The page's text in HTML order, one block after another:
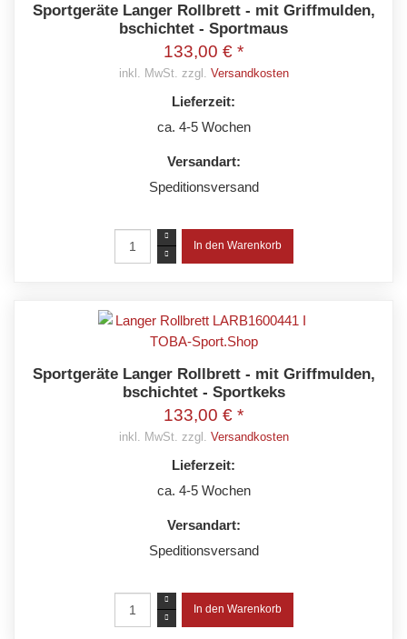
Sportgeräte Langer Rollbrett - mit Griffmulden,
bschichtet - Sportmaus
133,00 € *
inkl. MwSt. zzgl. Versandkosten
Lieferzeit:
ca. 4-5 Wochen
Versandart:
Speditionsversand
Sportgeräte Langer Rollbrett - mit Griffmulden,
bschichtet - Sportkeks
133,00 € *
inkl. MwSt. zzgl. Versandkosten
Lieferzeit:
ca. 4-5 Wochen
Versandart:
Speditionsversand